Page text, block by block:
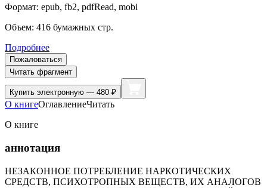
Формат: epub, fb2, pdfRead, mobi
Объем: 416 бумажных стр.
Подробнее
Пожаловаться
Читать фрагмент
Купить электронную — 480 ₽
О книгеОглавлениеЧитать
О книге
аннотация
НЕЗАКОННОЕ ПОТРЕБЛЕНИЕ НАРКОТИЧЕСКИХ
СРЕДСТВ, ПСИХОТРОПНЫХ ВЕЩЕСТВ, ИХ АНАЛОГОВ